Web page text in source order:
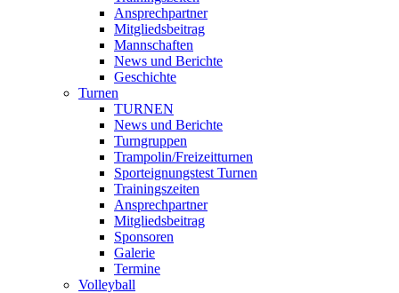
Ansprechpartner
Mitgliedsbeitrag
Mannschaften
News und Berichte
Geschichte
Turnen
TURNEN
News und Berichte
Turngruppen
Trampolin/Freizeitturnen
Sporteignungstest Turnen
Trainingszeiten
Ansprechpartner
Mitgliedsbeitrag
Sponsoren
Galerie
Termine
Volleyball